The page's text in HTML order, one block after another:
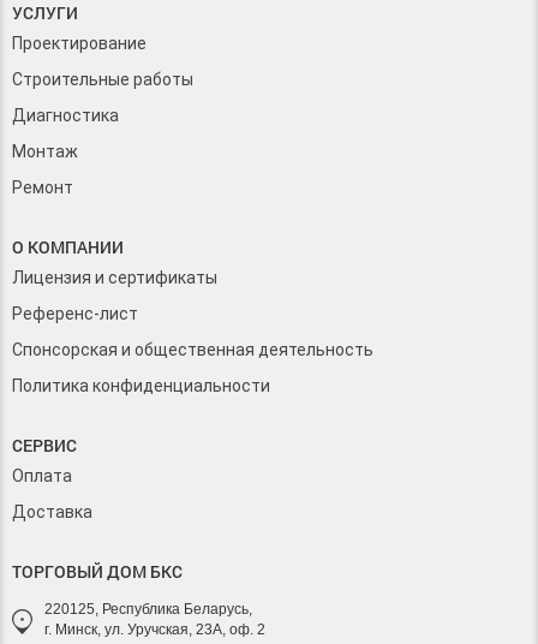
УСЛУГИ
Проектирование
Строительные работы
Диагностика
Монтаж
Ремонт
О КОМПАНИИ
Лицензия и сертификаты
Референс-лист
Спонсорская и общественная деятельность
Политика конфиденциальности
СЕРВИС
Оплата
Доставка
ТОРГОВЫЙ ДОМ БКС
220125, Республика Беларусь,
г. Минск, ул. Уручская, 23А, оф. 2